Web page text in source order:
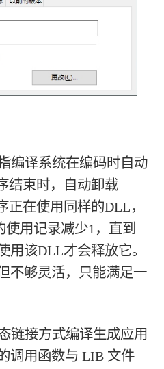
编译系统在编码时自动
结束时，自动卸载
在使用同样的DLL，
使用记录减少1，直到
用该DLL才会释放它。
不够灵活，只能满足一
链接方式编译生成应用
调用函数与 LIB 文件